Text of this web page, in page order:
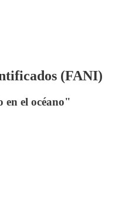
(FANI)
el océano"